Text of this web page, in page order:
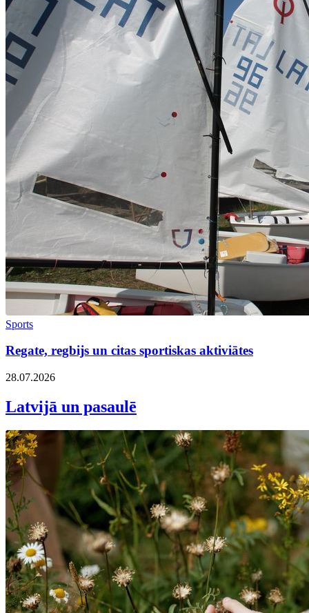
Sports
Regate, regbijs un citas sportiskas aktiviātes
28.07.2026
Latvijā un pasaulē